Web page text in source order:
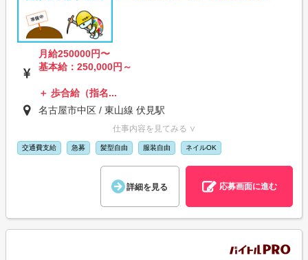
月給250000円〜
基本給：250,000円～
＋ 歩合給（指名...
名古屋市中区 / 東山線 伏見駅
仕事内容を見てみる ∨
交通費支給 急募 髪型自由 服装自由 ネイルOK
詳細を見る 応募画面に進む